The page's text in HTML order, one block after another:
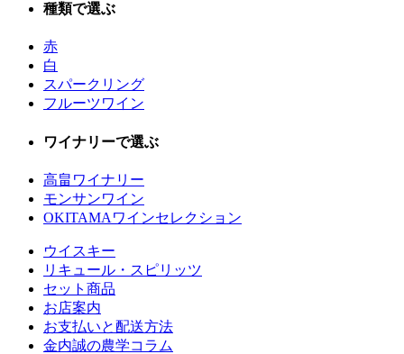
種類で選ぶ
赤
白
スパークリング
フルーツワイン
ワイナリーで選ぶ
高畠ワイナリー
モンサンワイン
OKITAMAワインセレクション
ウイスキー
リキュール・スピリッツ
セット商品
お店案内
お支払いと配送方法
金内誠の農学コラム